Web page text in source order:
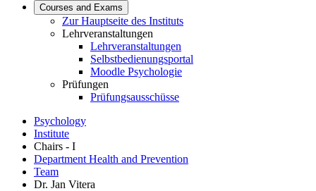
Courses and Exams
Zur Hauptseite des Instituts
Lehrveranstaltungen
Lehrveranstaltungen
Selbstbedienungsportal
Moodle Psychologie
Prüfungen
Prüfungsausschüsse
Psychology
Institute
Chairs - I
Department Health and Prevention
Team
Dr. Jan Vitera